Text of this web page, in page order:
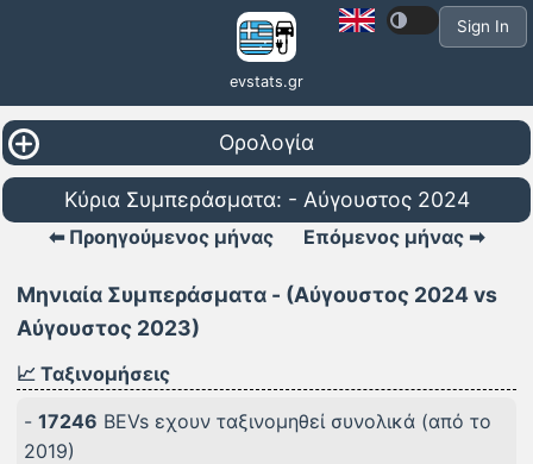
evstats.gr
Sign In
Ορολογία
Κύρια Συμπεράσματα: - Αύγουστος 2024
⬅ Προηγούμενος μήνας Επόμενος μήνας ➡
Μηνιαία Συμπεράσματα - (Αύγουστος 2024 vs
Αύγουστος 2023)
📈 Ταξινομήσεις
- 17246 BEVs εχουν ταξινομηθεί συνολικά (από το
2019)